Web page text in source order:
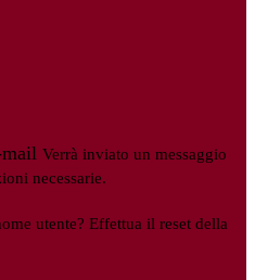
Verrà inviato un messaggio
necessarie.
utente? Effettua il reset della